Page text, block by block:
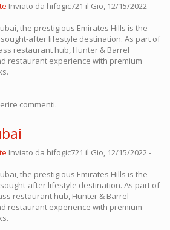
Inviato da hifogic721 il Gio, 12/15/2022 -
the prestigious Emirates Hills is the
after lifestyle destination. As part of
restaurant hub, Hunter & Barrel
restaurant experience with premium
commenti.
Inviato da hifogic721 il Gio, 12/15/2022 -
the prestigious Emirates Hills is the
sought-after lifestyle destination. As part of
restaurant hub, Hunter & Barrel
restaurant experience with premium